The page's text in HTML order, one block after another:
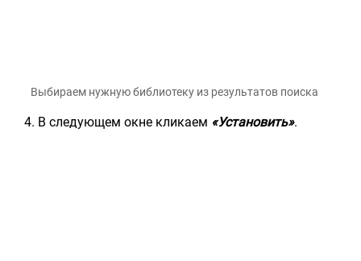
Выбираем нужную библиотеку из результатов поиска
В следующем окне кликаем «Установить».